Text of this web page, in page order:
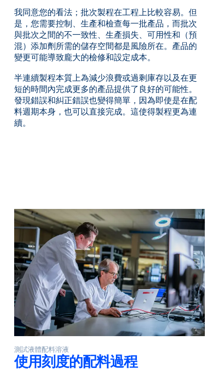
我同意您的看法；批次製程在工程上比較容易。但
是，您需要控制、生產和檢查每一批產品，而批次
與批次之間的不一致性、生產損失、可用性和（預
混）添加劑所需的儲存空間都是風險所在。產品的
變更可能導致龐大的檢修和設定成本。
半連續製程本質上為減少浪費或過剩庫存以及在更
短的時間內完成更多的產品提供了良好的可能性。
發現錯誤和糾正錯誤也變得簡單，因為即使是在配
料週期本身，也可以直接完成。這使得製程更為連
續。
測試液體配料溶液
使用刻度的配料過程